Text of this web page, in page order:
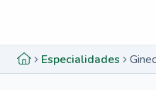
Especialidades